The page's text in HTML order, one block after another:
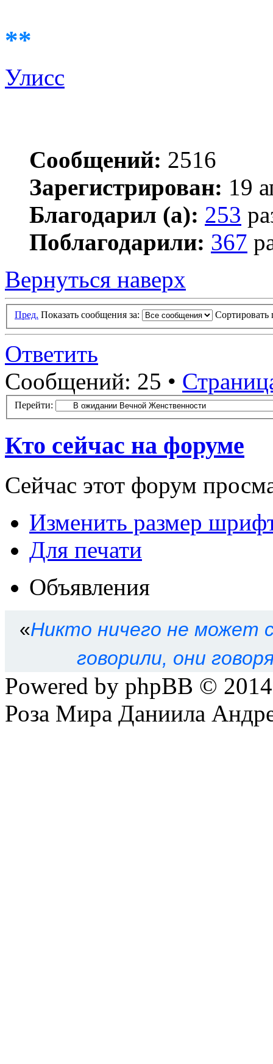
**
Улисс
Сообщений: 2516
Зарегистрирован: 19
Благодарил (а): 253
Поблагодарили: 367
Вернуться наверх
Пред. Показать сообщения за: Сортировать
Ответить
Сообщений: 25 •
Перейти:
Кто сейчас на форуме
Сейчас этот форум
Изменить размер
Для печати
Объявления
«Никто ничего не может
говорили, они
Powered by phpBB ©
Роза Мира Даниила